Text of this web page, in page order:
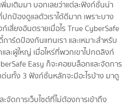
พิ่มเติมมา บอกเลยว่าแต่ละฟังก์ชั่นน่า
กป้องดูแลตัวเราได้ดีมาก เพราะบาง
เสี่ยงอันตรายเมื่อไร True CyberSafe
าร์ดป้องกันแทนเรา และเหมาะสำหรับ
ละผู้ใหญ่ เมื่อไหร่ที่พวกเขาไปกดลิงก์
Easy ก็จะคอยบล็อกและจัดการ
นทั้ง 3 ฟังก์ชั่นหลักจะมีอะไรบ้าง มาดู
จัดการเว็บไซต์ที่ไม่ต้องการเข้าถึง